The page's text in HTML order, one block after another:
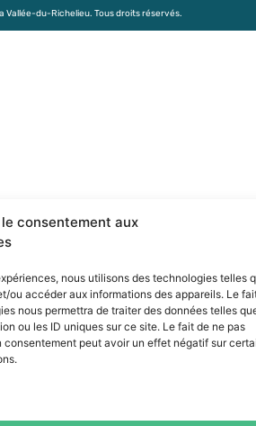
consentement aux
nous utilisons des technologies telles
ou accéder aux informations des appareils. Le
nous permettra de traiter des données telles
ou les ID uniques sur ce site. Le fait de ne pas
consentement peut avoir un effet négatif sur
Vallée-du-Richelieu. Tous droits réservés.